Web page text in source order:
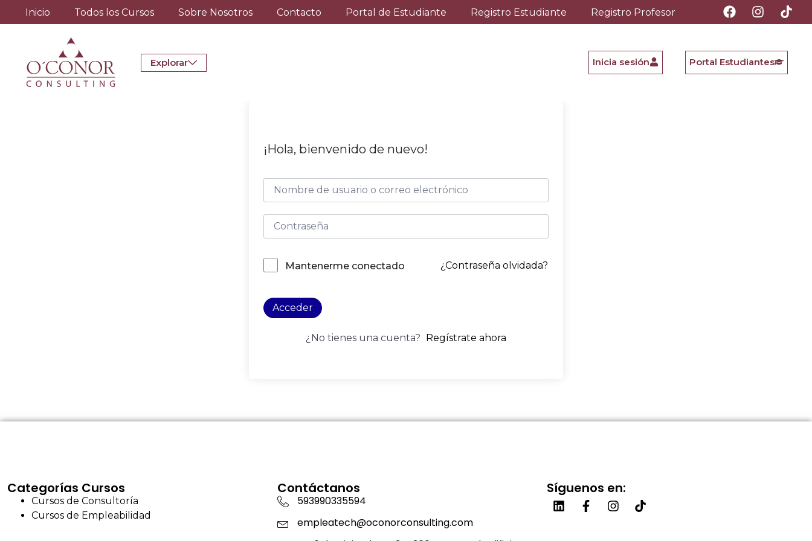
Inicio Todos los Cursos Sobre Nosotros Contacto Portal de Estudiante Registro Estudiante Registro Profesor
Explorar Inicia sesión Portal Estudiantes
¡Hola, bienvenido de nuevo!
Mantenerme conectado ¿Contraseña olvidada?
Acceder
¿No tienes una cuenta? Regístrate ahora
Categorías Cursos
Cursos de Consultoría
Cursos de Empleabilidad
Contáctanos
593990335594
empleatech@oconorconsulting.com
Síguenos en: